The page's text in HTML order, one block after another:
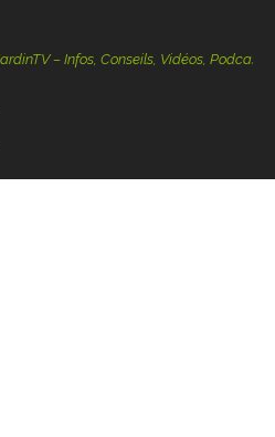
– Infos, Conseils, Vidéos, Podcasts – 100